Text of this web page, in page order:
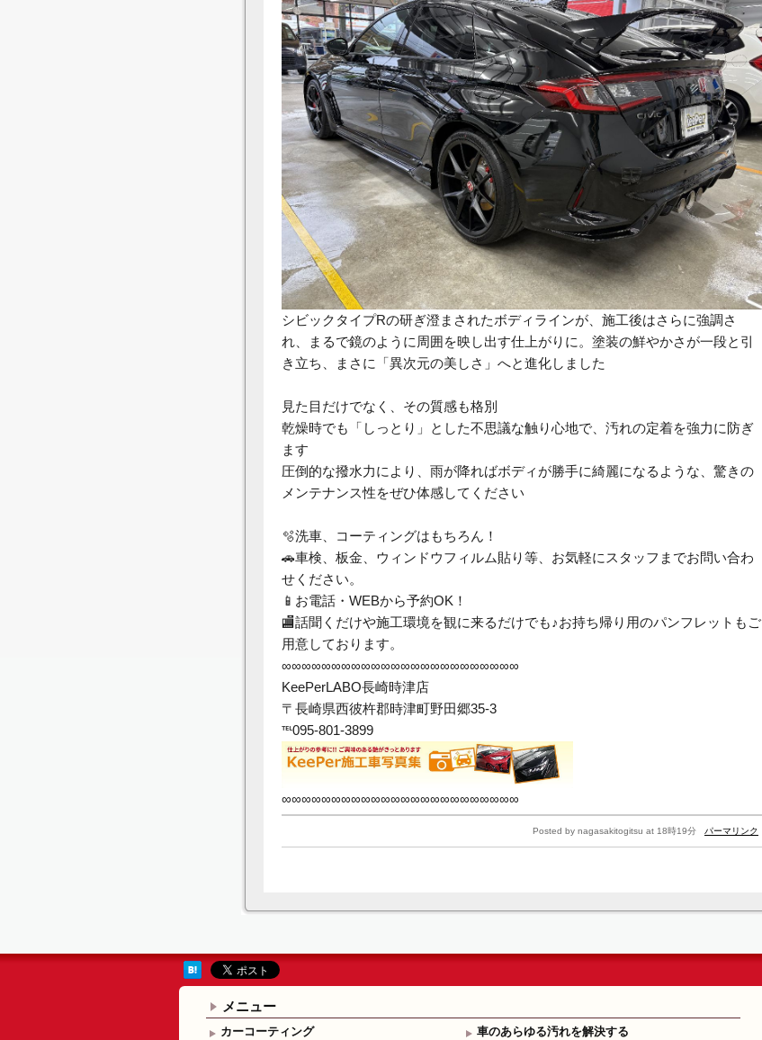
シビックタイプRの研ぎ澄まされたボディラインが、施工後はさらに強調さ
れ、まるで鏡のように周囲を映し出す仕上がりに。塗装の鮮やかさが一段と引
き立ち、まさに「異次元の美しさ」へと進化しました
見た目だけでなく、その質感も格別
乾燥時でも「しっとり」とした不思議な触り心地で、汚れの定着を強力に防ぎ
ます
圧倒的な撥水力により、雨が降ればボディが勝手に綺麗になるような、驚きの
メンテナンス性をぜひ体感してください
🫧洗車、コーティングはもちろん！
🚗車検、板金、ウィンドウフィルム貼り等、お気軽にスタッフまでお問い合わ
せください。
📱お電話・WEBから予約OK！
🏬話聞くだけや施工環境を観に来るだけでも♪お持ち帰り用のパンフレットもご
用意しております。
∞∞∞∞∞∞∞∞∞∞∞∞∞∞∞∞∞∞∞∞∞∞∞∞
KeePerLABO長崎時津店
〒長崎県西彼杵郡時津町野田郷35-3
℡095-801-3899
∞∞∞∞∞∞∞∞∞∞∞∞∞∞∞∞∞∞∞∞∞∞∞∞
Posted by nagasakitogitsu at 18時19分 パーマリンク
メニュー
カーコーティング 車のあらゆる汚れを解決する